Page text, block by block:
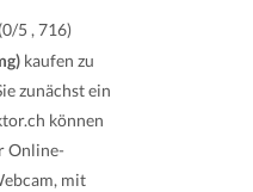
(0/5 , 716)
kaufen zu
zunächst ein
können
Online-
mit